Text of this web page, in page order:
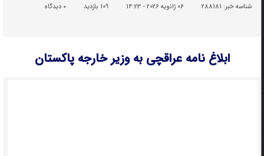
شناسه خبر:288181 06 ژانویه 2026 - 14:23 109 بازدید دیدگاه
ابلاغ نامه عراقچی به وزیر خارجه پاکستان